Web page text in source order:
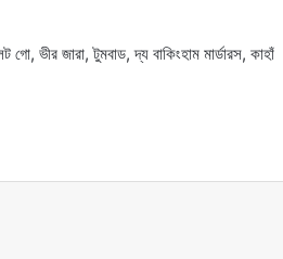
গো, ভীর জারা, টুমবাড, দ্য বাকিংহাম মার্ডারস, কাহাঁ